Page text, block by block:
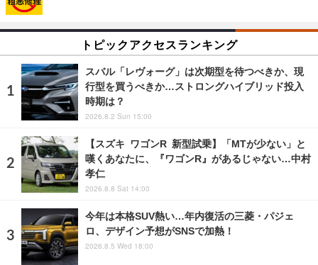
トピックアクセスランキング
スバル「レヴォーグ」は次期型を待つべきか、現
行型を買うべきか…ストロングハイブリッド投入
時期は？
2026.8.2 Sun 15:00
【スズキ ワゴンR 新型試乗】「MTが少ない」と
嘆くあなたに、『ワゴンR』があるじゃない…中村
孝仁
2026.8.8 Sat 14:00
今年は本格SUV熱い…年内復活の三菱・パジェ
ロ、デザイン予想がSNSで加熱！
2026.8.5 Wed 18:00